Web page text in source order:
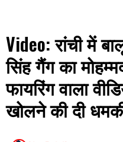
Video: रांची में
सिंह गैंग का
फायरिंग वाला
खोलने की दी